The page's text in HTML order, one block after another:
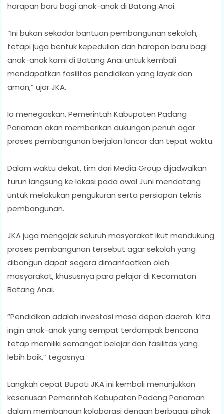
harapan baru bagi anak-anak di Batang Anai.
“Ini bukan sekadar bantuan pembangunan sekolah,
tetapi juga bentuk kepedulian dan harapan baru bagi
anak-anak kami di Batang Anai untuk kembali
mendapatkan fasilitas pendidikan yang layak dan
aman,” ujar JKA.
Ia menegaskan, Pemerintah Kabupaten Padang
Pariaman akan memberikan dukungan penuh agar
proses pembangunan berjalan lancar dan tepat waktu.
Dalam waktu dekat, tim dari Media Group dijadwalkan
turun langsung ke lokasi pada awal Juni mendatang
untuk melakukan pengukuran serta persiapan teknis
pembangunan.
JKA juga mengajak seluruh masyarakat ikut mendukung
proses pembangunan tersebut agar sekolah yang
dibangun dapat segera dimanfaatkan oleh
masyarakat, khususnya para pelajar di Kecamatan
Batang Anai.
“Pendidikan adalah investasi masa depan daerah. Kita
ingin anak-anak yang sempat terdampak bencana
tetap memiliki semangat belajar dan fasilitas yang
lebih baik,” tegasnya.
Langkah cepat Bupati JKA ini kembali menunjukkan
keseriusan Pemerintah Kabupaten Padang Pariaman
dalam membangun kolaborasi dengan berbagai pihak